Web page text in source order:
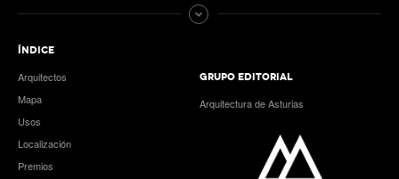
ÍNDICE
Arquitectos
Mapa
Usos
Localización
Premios
GRUPO EDITORIAL
Arquitectura de Asturias